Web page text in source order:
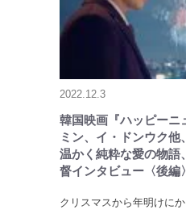
2022.12.3
韓国映画『ハッピーニ
ミン、イ・ドンウク
温かく純粋な愛の物語
督インタビュー〈後編〉
クリスマスから年明けに